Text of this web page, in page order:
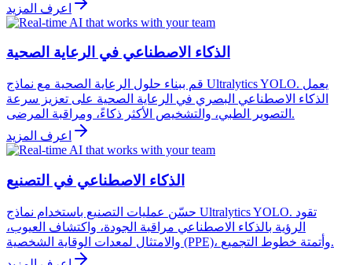
اعرف المزيد
الذكاء الاصطناعي في الرعاية الصحية
قم ببناء حلول الرعاية الصحية مع نماذج Ultralytics YOLO. يعمل
الذكاء الاصطناعي البصري في الرعاية الصحية على تعزيز سرعة
التصوير الطبي، والتشخيص الأكثر ذكاءً، ومراقبة المرضى.
اعرف المزيد
الذكاء الاصطناعي في التصنيع
حسّن عمليات التصنيع باستخدام نماذج Ultralytics YOLO. تقود
الرؤية بالذكاء الاصطناعي مراقبة الجودة، واكتشاف العيوب،
والامتثال لمعدات الوقاية الشخصية (PPE)، وأتمتة خطوط التجميع.